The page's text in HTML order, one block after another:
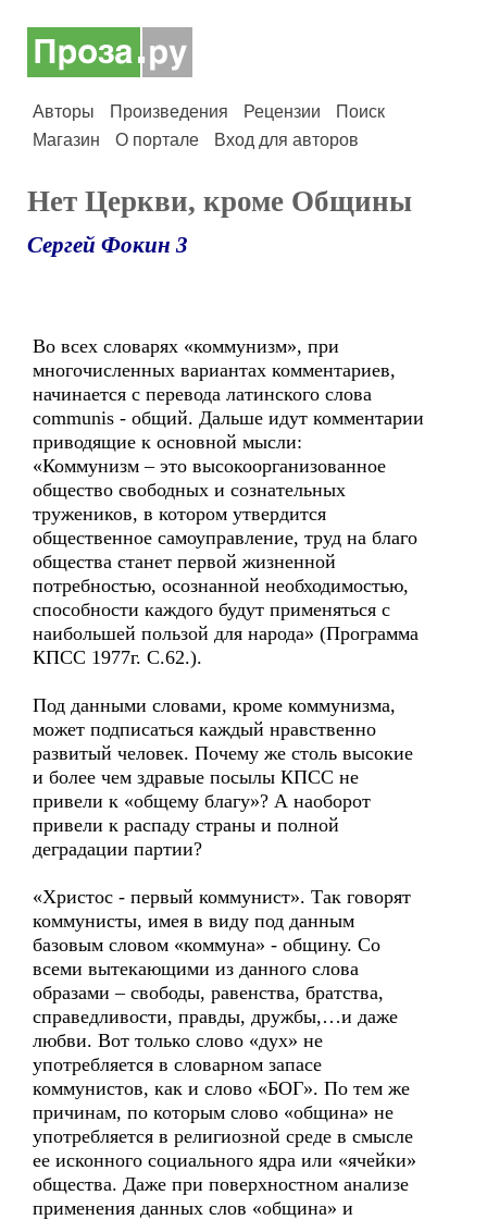
Авторы Произведения Рецензии
Поиск
Магазин
О портале Вход для авторов
Нет Церкви, кроме Общины
Сергей Фокин 3
Во всех словарях «коммунизм», при
многочисленных вариантах комментариев,
начинается с перевода латинского слова
communis - общий. Дальше идут комментарии
приводящие к основной мысли:
«Коммунизм – это высокоорганизованное
общество свободных и сознательных
тружеников, в котором утвердится
общественное самоуправление, труд на благо
общества станет первой жизненной
потребностью, осознанной необходимостью,
способности каждого будут применяться с
наибольшей пользой для народа» (Программа
КПСС 1977г. С.62.).
Под данными словами, кроме коммунизма,
может подписаться каждый нравственно
развитый человек. Почему же столь высокие
и более чем здравые посылы КПСС не
привели к «общему благу»? А наоборот
привели к распаду страны и полной
деградации партии?
«Христос - первый коммунист». Так говорят
коммунисты, имея в виду под данным
базовым словом «коммуна» - общину. Со
всеми вытекающими из данного слова
образами – свободы, равенства, братства,
справедливости, правды, дружбы,…и даже
любви. Вот только слово «дух» не
употребляется в словарном запасе
коммунистов, как и слово «БОГ». По тем же
причинам, по которым слово «община» не
употребляется в религиозной среде в смысле
ее исконного социального ядра или «ячейки»
общества. Даже при поверхностном анализе
применения данных слов «община» и